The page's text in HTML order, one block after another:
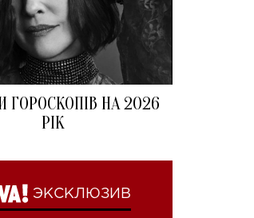
ГОРОСКОПІВ НА 2026
РІК
ЭКСКЛЮЗИВ